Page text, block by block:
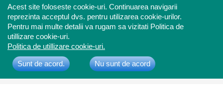
Acest site foloseste cookie-uri. Continuarea navigarii
reprezinta acceptul dvs. pentru utilizarea cookie-urilor.
Pentru mai multe detalii va rugam sa vizitati Politica de
utillizare cookie-uri.
Politica de utillizare cookie-uri.
Sunt de acord. Nu sunt de acord